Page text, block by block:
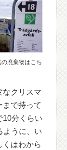
の廃棄物はこち
なクリスマ
まで持って
10分くらい
ように、い
くはわから